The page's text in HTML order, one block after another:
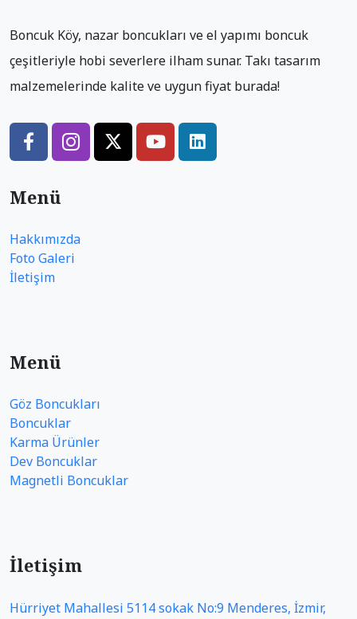
Boncuk Köy, nazar boncukları ve el yapımı boncuk
çeşitleriyle hobi severlere ilham sunar. Takı tasarım
malzemelerinde kalite ve uygun fiyat burada!
Menü
Hakkımızda
Foto Galeri
İletişim
Menü
Göz Boncukları
Boncuklar
Karma Ürünler
Dev Boncuklar
Magnetli Boncuklar
İletişim
Hürriyet Mahallesi 5114 sokak No:9 Menderes, İzmir,